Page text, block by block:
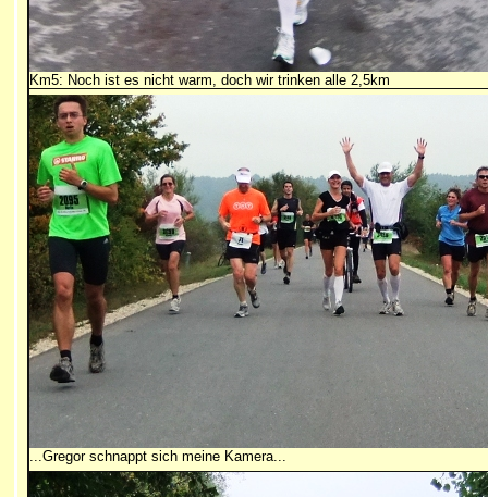
Km5: Noch ist es nicht warm, doch wir trinken alle 2,5km
...Gregor schnappt sich meine Kamera...